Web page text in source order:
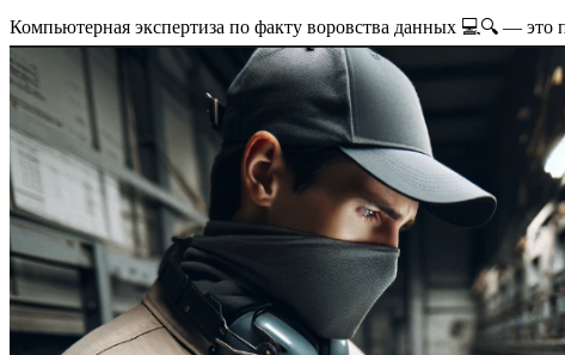
Компьютерная экспертиза по факту воровства данных 💻🔍 —